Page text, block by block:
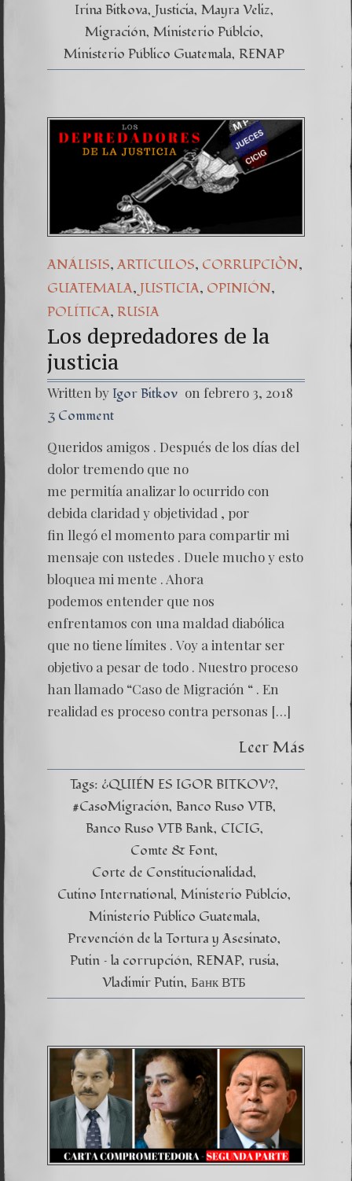
Irina Bitkova Justicia Mayra Veliz
Migración Ministerio Públcio
Ministerio Público Guatemala RENAP
ANÁLISIS, ARTICULOS, CORRUPCIÒN,
GUATEMALA, JUSTICIA, OPINIÓN,
POLÍTICA, RUSIA
Los depredadores de la
justicia
Written by Igor Bitkov on febrero 3, 2018
3 Comment
Queridos amigos . Después de los días del
dolor tremendo que no
me permitía analizar lo ocurrido con
debida claridad y objetividad , por
fin llegó el momento para compartir mi
mensaje con ustedes . Duele mucho y esto
bloquea mi mente . Ahora
podemos entender que nos
enfrentamos con una maldad diabólica
que no tiene límites . Voy a intentar ser
objetivo a pesar de todo . Nuestro proceso
han llamado “Caso de Migración “ . En
realidad es proceso contra personas […]
Leer Más
Tags: ¿QUIÉN ES IGOR BITKOV?
#CasoMigración Banco Ruso VTB
Banco Ruso VTB Bank CICIG
Comte & Font
Corte de Constitucionalidad
Cutino International Ministerio Públcio
Ministerio Público Guatemala
Prevención de la Tortura y Asesinato
Putin – la corrupción RENAP rusia
Vladimir Putin Банк ВТБ